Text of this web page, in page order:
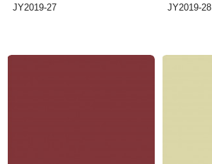
JY2019-27 JY2019-28